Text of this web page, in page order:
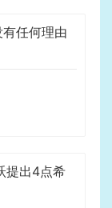
任何理由
提出4点希